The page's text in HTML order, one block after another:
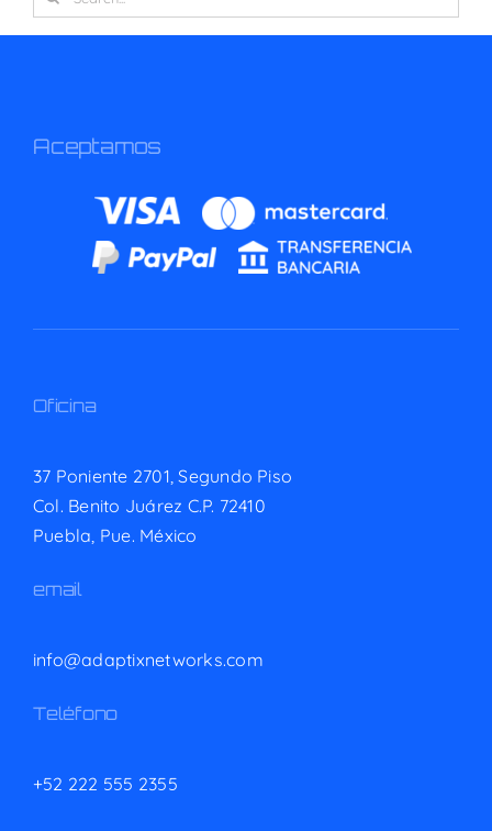
for:
Aceptamos
Oficina
37 Poniente 2701, Segundo Piso
Col. Benito Juárez C.P. 72410
Puebla, Pue. México
email
info@adaptixnetworks.com
Teléfono
+52 222 555 2355